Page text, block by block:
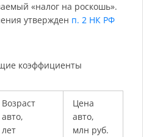
«налог на роскошь».
утвержден п. 2 НК РФ
коэффициенты
Возраст
авто,
лет
Цена
авто,
млн руб.